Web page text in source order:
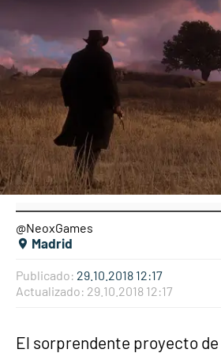
@NeoxGames
Madrid
Publicado: 29.10.2018 12:17
Actualizado: 29.10.2018 12:17
El sorprendente proyecto